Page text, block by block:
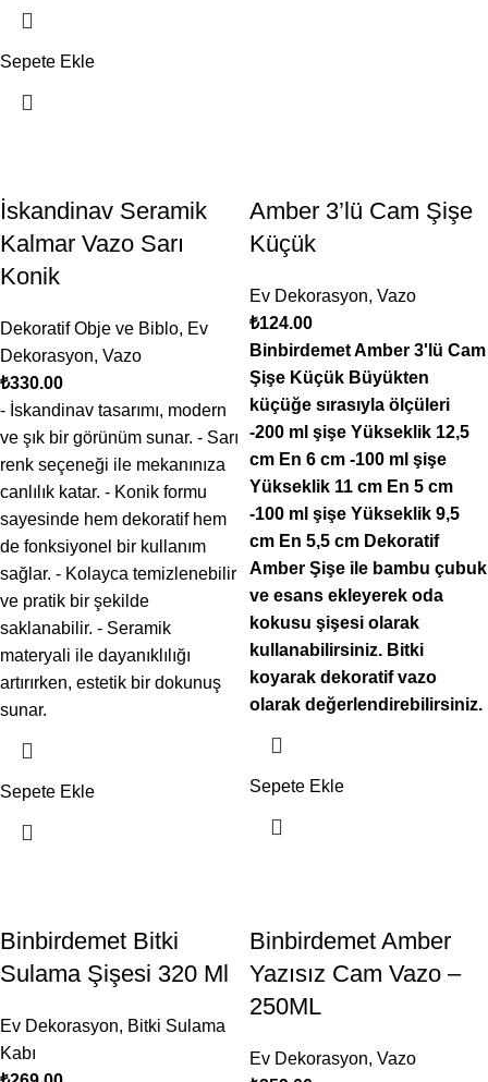
Sepete Ekle
İskandinav Seramik
Kalmar Vazo Sarı
Konik
Dekoratif Obje ve Biblo, Ev
Dekorasyon, Vazo
₺330.00
- İskandinav tasarımı, modern
ve şık bir görünüm sunar. - Sarı
renk seçeneği ile mekanınıza
canlılık katar. - Konik formu
sayesinde hem dekoratif hem
de fonksiyonel bir kullanım
sağlar. - Kolayca temizlenebilir
ve pratik bir şekilde
saklanabilir. - Seramik
materyali ile dayanıklılığı
artırırken, estetik bir dokunuş
sunar.
Sepete Ekle
Amber 3’lü Cam Şişe
Küçük
Ev Dekorasyon, Vazo
₺124.00
Binbirdemet Amber 3'lü Cam
Şişe Küçük Büyükten
küçüğe sırasıyla ölçüleri
-200 ml şişe Yükseklik 12,5
cm En 6 cm -100 ml şişe
Yükseklik 11 cm En 5 cm
-100 ml şişe Yükseklik 9,5
cm En 5,5 cm Dekoratif
Amber Şişe ile bambu çubuk
ve esans ekleyerek oda
kokusu şişesi olarak
kullanabilirsiniz. Bitki
koyarak dekoratif vazo
olarak değerlendirebilirsiniz.
Sepete Ekle
Binbirdemet Bitki
Sulama Şişesi 320 Ml
Ev Dekorasyon, Bitki Sulama
Kabı
Binbirdemet Amber
Yazısız Cam Vazo –
250ML
Ev Dekorasyon, Vazo